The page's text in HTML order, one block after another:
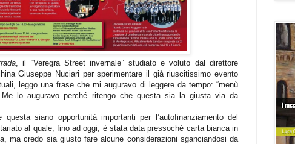
, il “Veregra Street invernale” studiato e voluto dal direttore
Giuseppe Nuciari per sperimentare il già riuscitissimo evento
leggo una frase che mi auguravo di leggere da tempo: “menù
Me lo auguravo perché ritengo che questa sia la giusta via da
siano opportunità importanti per l’autofinanziamento del
al quale, fino ad oggi, è stata data pressoché carta bianca in
ma credo sia giusto fare alcune considerazioni sganciandosi da